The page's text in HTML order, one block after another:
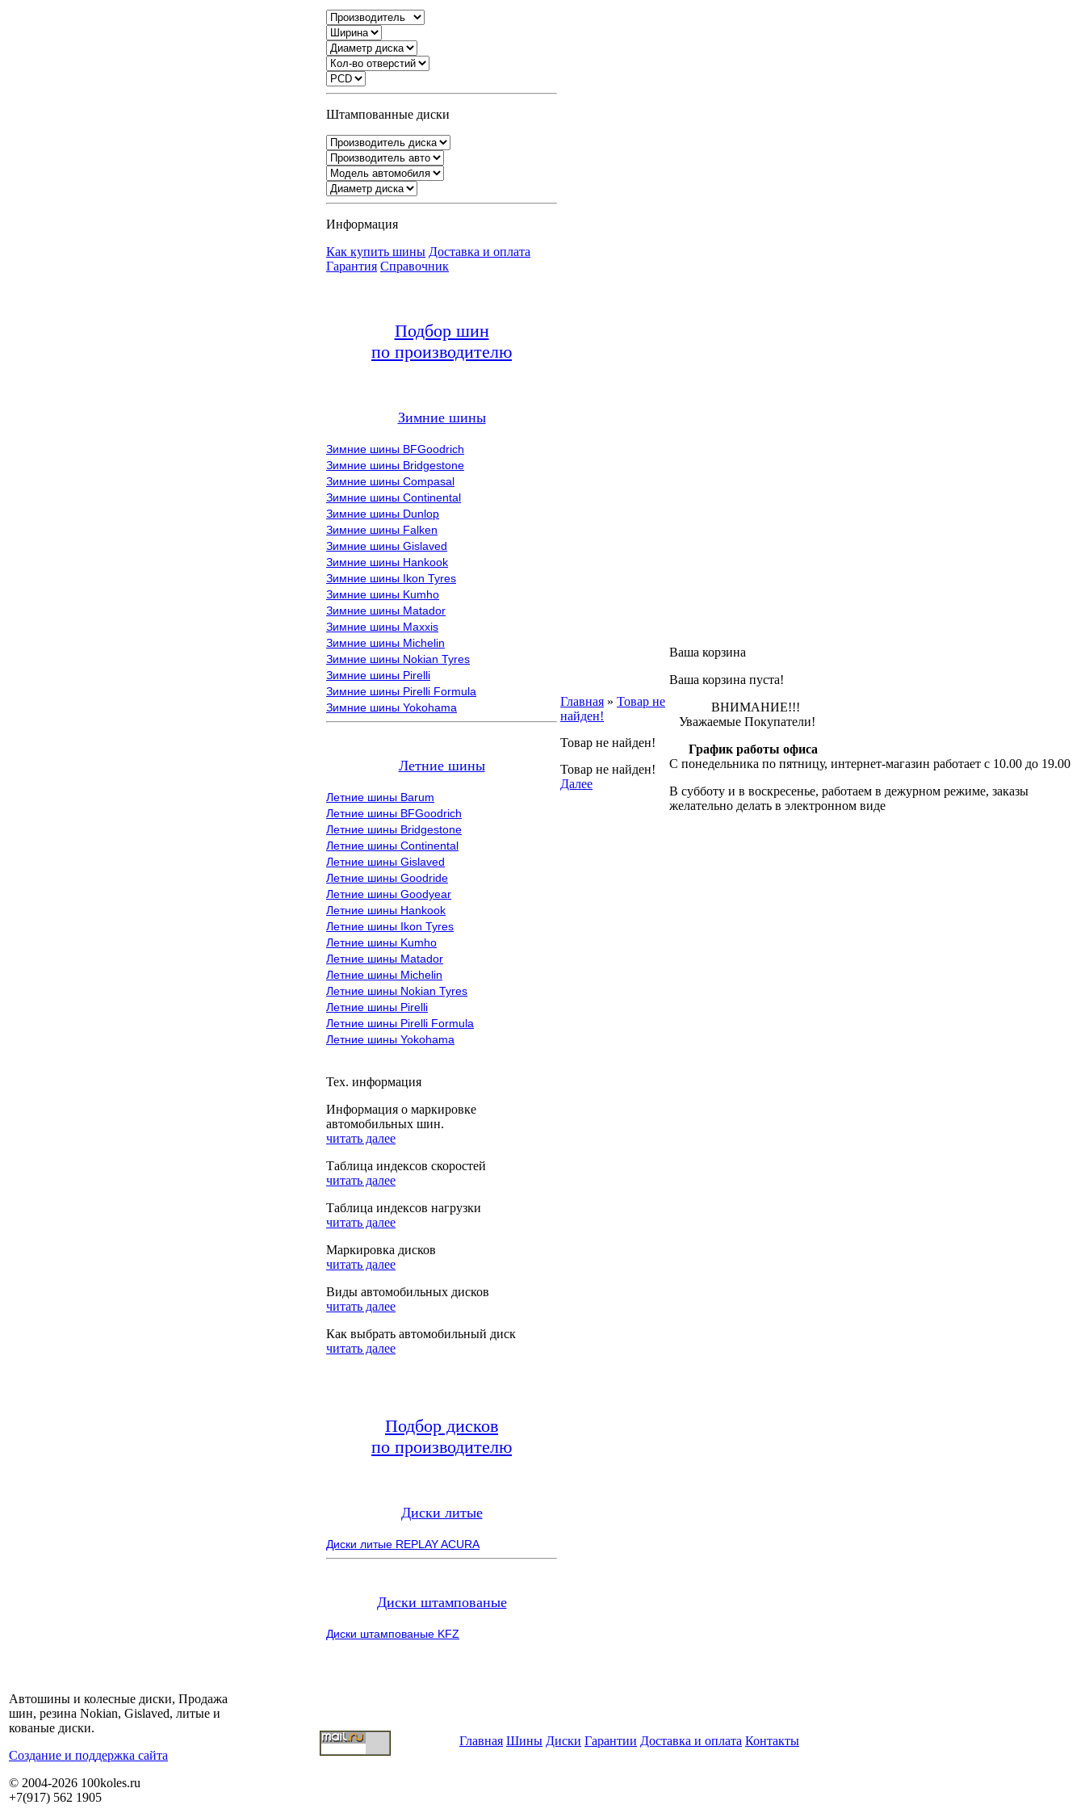
Штампованные диски
Информация
Как купить шины Доставка и оплата
Гарантия Справочник
Подбор шин
по производителю
Зимние шины
Зимние шины BFGoodrich
Зимние шины Bridgestone
Зимние шины Compasal
Зимние шины Continental
Зимние шины Dunlop
Зимние шины Falken
Зимние шины Gislaved
Зимние шины Hankook
Зимние шины Ikon Tyres
Зимние шины Kumho
Зимние шины Matador
Зимние шины Maxxis
Зимние шины Michelin
Зимние шины Nokian Tyres
Зимние шины Pirelli
Зимние шины Pirelli Formula
Зимние шины Yokohama
Летние шины
Летние шины Barum
Летние шины BFGoodrich
Летние шины Bridgestone
Летние шины Continental
Летние шины Gislaved
Летние шины Goodride
Летние шины Goodyear
Летние шины Hankook
Летние шины Ikon Tyres
Летние шины Kumho
Летние шины Matador
Летние шины Michelin
Летние шины Nokian Tyres
Летние шины Pirelli
Летние шины Pirelli Formula
Летние шины Yokohama
Тех. информация
Информация о маркировке
автомобильных шин.
читать далее
Таблица индексов скоростей
читать далее
Таблица индексов нагрузки
читать далее
Маркировка дисков
читать далее
Виды автомобильных дисков
читать далее
Как выбрать автомобильный диск
читать далее
Подбор дисков
по производителю
Диски литые
Диски литые REPLAY ACURA
Диски штампованые
Диски штампованые KFZ
Главная » Товар не
найден!
Товар не найден!
Товар не найден!
Далее
Ваша корзина
Ваша корзина пуста!
ВНИМАНИЕ!!!
Уважаемые Покупатели!
График работы офиса
С понедельника по пятницу, интернет-магазин работает с 10.00 до 19.00
В субботу и в воскресенье, работаем в дежурном режиме, заказы
желательно делать в электронном виде
Автошины и колесные диски, Продажа
шин, резина Nokian, Gislaved, литые и
кованые диски.
Cоздание и поддержка сайта
© 2004-2026 100koles.ru
+7(917) 562 1905
Главная Шины Диски Гарантии Доставка и оплата Контакты